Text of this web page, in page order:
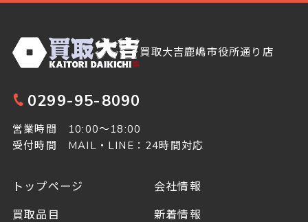
買取大吉鹿嶋市役所通り店
0299-95-8090
営業時間 10:00～18:00
受付時間 MAIL・LINE：24時間対応
トップページ
買取品目
会社情報
新着情報